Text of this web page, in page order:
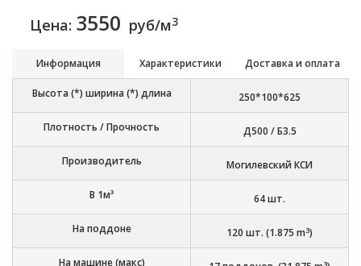
Цена: 3550 руб/м3
Информация Характеристики Доставка и оплата
Высота (*) ширина (*) длина 250*100*625
Плотность / Прочность Д500 / Б3.5
Производитель Могилевский КСИ
В 1м³ 64шт.
На поддоне 120 шт. (1.875 m3)
На машине (макс)